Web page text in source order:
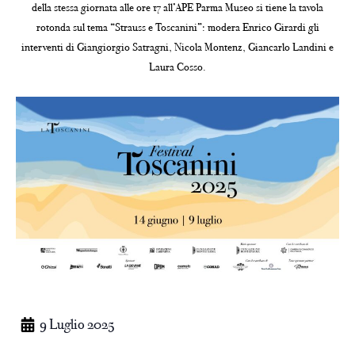
della stessa giornata alle ore 17 all’APE Parma Museo si tiene la tavola
rotonda sul tema “Strauss e Toscanini”: modera Enrico Girardi gli
interventi di Giangiorgio Satragni, Nicola Montenz, Giancarlo Landini e
Laura Cosso.
9 Luglio 2025